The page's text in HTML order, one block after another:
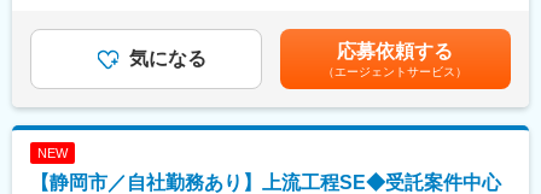
（言語:Java,.NET,RPG,COBOL）。
ぶことが可能です。
=532万円/36歳=596万円※待遇は経験・スキル、年齢等を考慮の
上、決定致します※賃金はあくまでも目安の金額であり、選考を通
じて上下する可能性があります賃金はあくまでも目安の金額であ
り、選考を通じて上下する可能性があります。月給(月額)は固定手
当を含めた表記です。
気になる 応募依頼する
（エージェントサービス）
NEW
【静岡市／自社勤務あり】上流工程SE◆受託案件中心